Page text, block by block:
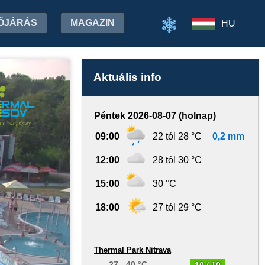
MAGAZIN HU
Aktuális info
Péntek 2026-08-07 (holnap)
09:00 22 tól 28 °C 0,2 mm
12:00 28 tól 30 °C
15:00 30 °C
18:00 27 tól 29 °C
Thermal Park Nitrava